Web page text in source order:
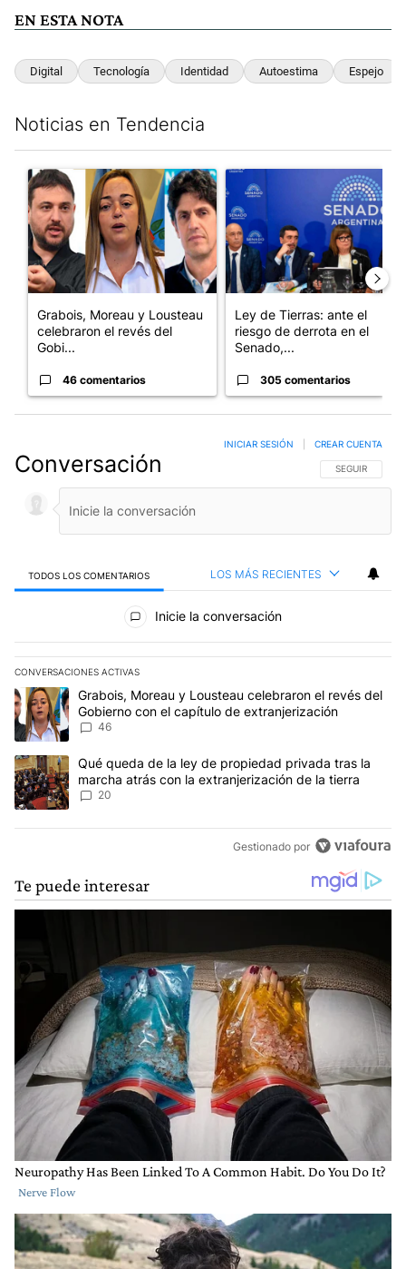
EN ESTA NOTA
Digital Tecnología Identidad Autoestima Espejo
Noticias en Tendencia
Un artículo de tendencia con el título "Grabois, Moreau y
Grabois, Moreau y Lousteau
celebraron el revés del
Gobi...
46 comentarios
Un artículo de tendencia con
Ley de Tierras: ante el
riesgo de derrota en el
Senado,...
305 comentarios
Conversación SIGA ESTA
SEGUIR
INICIAR SESIÓN CREAR CUENTA
TODOS LOS COMENTARIOS LOS MÁS RECIENTES
Todos los comentarios
Inicie la conversación
CONVERSACIONES ACTIVAS
Este listado muestra los artículos con más comentarios en los
Un artículo de tendencia con el título "Grabois, Moreau y
Grabois, Moreau y Lousteau celebraron el revés del
Gobierno con el capítulo de extranjerización
46
Un artículo de tendencia con el título "Qué queda de la ley de
Qué queda de la ley de propiedad privada tras la
marcha atrás con la extranjerización de la tierra
20
Gestionado por